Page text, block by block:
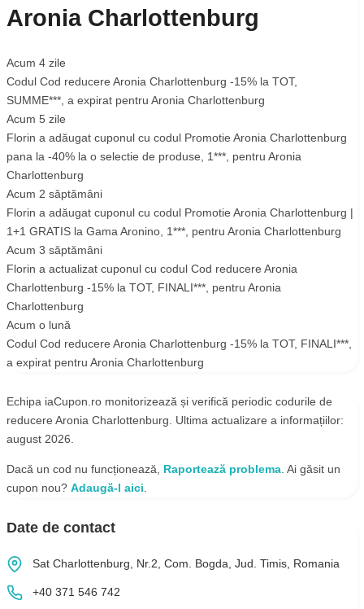
Aronia Charlottenburg
Acum 4 zile
Codul Cod reducere Aronia Charlottenburg -15% la TOT,
SUMME*** , a expirat pentru Aronia Charlottenburg
Acum 5 zile
Florin a adăugat cuponul cu codul Promotie Aronia Charlottenburg
pana la -40% la o selectie de produse
1*** , pentru Aronia
Charlottenburg
Acum 2 săptămâni
Florin a adăugat cuponul cu codul Promotie Aronia Charlottenburg |
1+1 GRATIS la Gama Aronino 1*** , pentru Aronia Charlottenburg
Acum 3 săptămâni
Florin a actualizat cuponul cu codul Cod reducere Aronia
Charlottenburg -15% la TOT, FINALI*** , pentru Aronia
Charlottenburg
Acum o lună
Codul Cod reducere Aronia Charlottenburg -15% la TOT, FINALI***
a expirat pentru Aronia Charlottenburg
Echipa iaCupon.ro monitorizează și verifică periodic codurile de
reducere Aronia Charlottenburg. Ultima actualizare a informațiilor:
august 2026.
Dacă un cod nu funcționează, Raportează problema . Ai găsit un
cupon nou? Adaugă-l aici
Date de contact
Sat Charlottenburg, Nr.2, Com. Bogda, Jud. Timis, Romania
+40 371 546 742